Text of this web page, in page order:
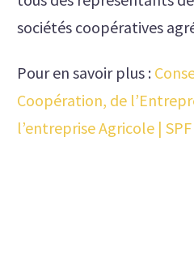
sociétés coopératives
Pour en savoir plus :
Coopération, de
l’entreprise Agricole |